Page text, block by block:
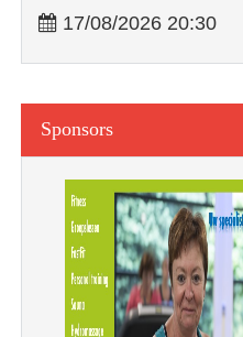
17/08/2026 20:30
Sponsors